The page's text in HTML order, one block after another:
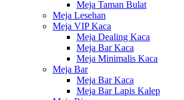
Meja Taman Bulat
Meja Lesehan
Meja VIP Kaca
Meja Dealing Kaca
Meja Bar Kaca
Meja Minimalis Kaca
Meja Bar
Meja Bar Kaca
Meja Bar Lapis Kalep